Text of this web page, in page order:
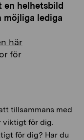
en helhetsbild
möjliga lediga
här
för
tillsammans med
viktigt för dig.
för dig? Har du